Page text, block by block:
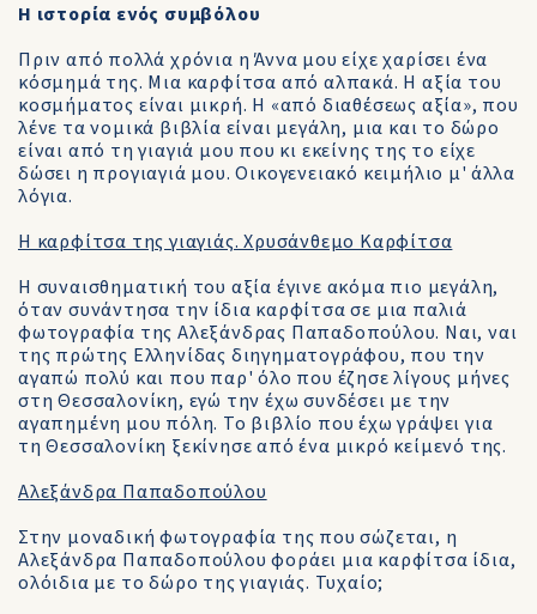
Η ιστορία ενός συμβόλου
Πριν από πολλά χρόνια η Άννα μου είχε χαρίσει ένα
κόσμημά της. Μια καρφίτσα από αλπακά. Η αξία του
κοσμήματος είναι μικρή. Η «από διαθέσεως αξία», που
λένε τα νομικά βιβλία είναι μεγάλη, μια και το δώρο
είναι από τη γιαγιά μου που κι εκείνης της το είχε
δώσει η προγιαγιά μου. Οικογενειακό κειμήλιο μ' άλλα
λόγια.
H καρφίτσα της γιαγιάς. Xρυσάνθεμο Kαρφίτσα
Η συναισθηματική του αξία έγινε ακόμα πιο μεγάλη,
όταν συνάντησα την ίδια καρφίτσα σε μια παλιά
φωτογραφία της Αλεξάνδρας Παπαδοπούλου. Ναι, ναι
της πρώτης Ελληνίδας διηγηματογράφου, που την
αγαπώ πολύ και που παρ' όλο που έζησε λίγους μήνες
στη Θεσσαλονίκη, εγώ την έχω συνδέσει με την
αγαπημένη μου πόλη. Το βιβλίο που έχω γράψει για
τη Θεσσαλονίκη ξεκίνησε από ένα μικρό κείμενό της.
Αλεξάνδρα Παπαδοπούλου
Στην μοναδική φωτογραφία της που σώζεται, η
Αλεξάνδρα Παπαδοπούλου φοράει μια καρφίτσα ίδια,
ολόιδια με το δώρο της γιαγιάς. Τυχαίο;